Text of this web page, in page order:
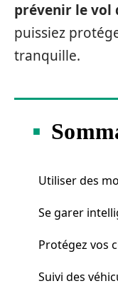
prévenir le vol
puissiez
tranquille.
Utiliser des
Se garer
Protégez vos
Suivi des